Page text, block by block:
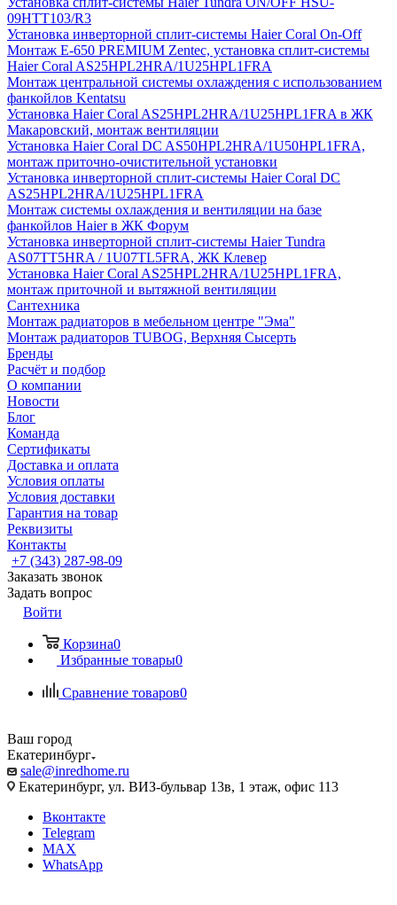
09HTT103/R3
Установка инверторной сплит-системы Haier Coral On-Off
Монтаж E-650 PREMIUM Zentec, установка сплит-системы
Haier Coral AS25HPL2HRA/1U25HPL1FRA
Монтаж центральной системы охлаждения с использованием
фанкойлов Kentatsu
Установка Haier Coral AS25HPL2HRA/1U25HPL1FRA в ЖК
Макаровский, монтаж вентиляции
Установка Haier Coral DC AS50HPL2HRA/1U50HPL1FRA,
монтаж приточно-очистительной установки
Установка инверторной сплит-системы Haier Coral DC
AS25HPL2HRA/1U25HPL1FRA
Монтаж системы охлаждения и вентиляции на базе
фанкойлов Haier в ЖК Форум
Установка инверторной сплит-системы Haier Tundra
AS07TT5HRA / 1U07TL5FRA, ЖК Клевер
Установка Haier Coral AS25HPL2HRA/1U25HPL1FRA,
монтаж приточной и вытяжной вентиляции
Сантехника
Монтаж радиаторов в мебельном центре "Эма"
Монтаж радиаторов TUBOG, Верхняя Сысерть
Бренды
Расчёт и подбор
О компании
Новости
Блог
Команда
Сертификаты
Доставка и оплата
Условия оплаты
Условия доставки
Гарантия на товар
Реквизиты
Контакты
+7 (343) 287-98-09
Заказать звонок
Задать вопрос
Войти
Корзина0
Избранные товары0
Сравнение товаров0
Ваш город
Екатеринбург
sale@inredhome.ru
Екатеринбург, ул. ВИЗ-бульвар 13в, 1 этаж, офис 113
Вконтакте
Telegram
MAX
WhatsApp